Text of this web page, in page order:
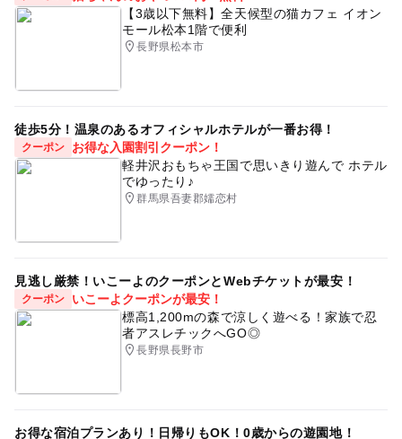
【3歳以下無料】全天候型の猫カフェ イオン
モール松本1階で便利
長野県松本市
徒歩5分！温泉のあるオフィシャルホテルが一番お得！
クーポン
お得な入園割引クーポン！
軽井沢おもちゃ王国で思いきり遊んで ホテル
でゆったり♪
群馬県吾妻郡嬬恋村
見逃し厳禁！いこーよのクーポンとWebチケットが最安！
クーポン
いこーよクーポンが最安！
標高1,200mの森で涼しく遊べる！家族で忍
者アスレチックへGO◎
長野県長野市
お得な宿泊プランあり！日帰りもOK！0歳からの遊園地！